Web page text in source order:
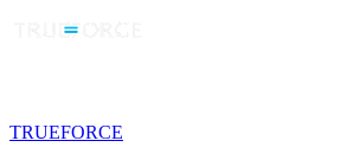
TRUEFORCE